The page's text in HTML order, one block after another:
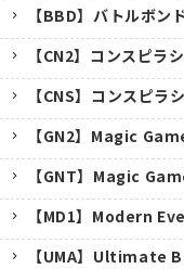
【BBD】バトルボン
【CN2】コンスピラ
【CNS】コンスピラ
【GN2】Magic
【GNT】Magic
【MD1】Modern
【UMA】Ultimate